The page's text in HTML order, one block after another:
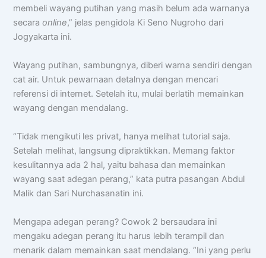
Halo! Saya AISA-ArtificialIntelligence
SpemdalasAssistant.
Ada yang bisa saya bantu?
🏆 Program Unggulan
📍 Lokasi & Kontak
membeli wayang putihan yang masih belum ada warnanya
secara online,” jelas pengidola Ki Seno Nugroho dari
Jogyakarta ini.
Wayang putihan, sambungnya, diberi warna sendiri dengan
cat air. Untuk pewarnaan detalnya dengan mencari
referensi di internet. Setelah itu, mulai berlatih memainkan
wayang dengan mendalang.
“Tidak mengikuti les privat, hanya melihat tutorial saja.
Setelah melihat, langsung dipraktikkan. Memang faktor
kesulitannya ada 2 hal, yaitu bahasa dan memainkan
wayang saat adegan perang,” kata putra pasangan Abdul
Malik dan Sari Nurchasanatin ini.
Mengapa adegan perang? Cowok 2 bersaudara ini
mengaku adegan perang itu harus lebih terampil dan
menarik dalam memainkan saat mendalang. “Ini yang perlu